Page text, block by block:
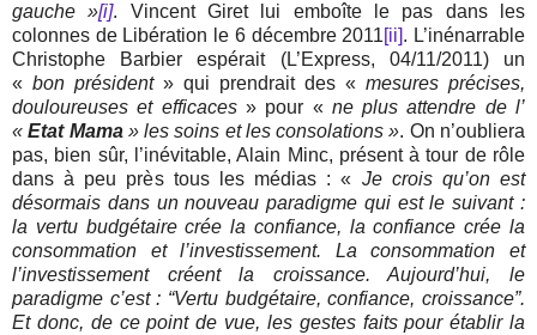
gauche »[i]. Vincent Giret lui emboîte le pas dans les
colonnes de Libération le 6 décembre 2011[ii]. L’inénarrable
Christophe Barbier espérait (L’Express, 04/11/2011) un
« bon président» qui prendrait des « mesures précises,
douloureuses et efficaces» pour « ne plus attendre de l’
«Etat Mama» les soins et les consolations ». On n’oubliera
pas, bien sûr, l’inévitable, Alain Minc, présent à tour de rôle
dans à peu près tous les médias : « Je crois qu’on est
désormais dans un nouveau paradigme qui est le suivant :
la vertu budgétaire crée la confiance, la confiance crée la
consommation et l’investissement. La consommation et
l’investissement créent la croissance. Aujourd’hui, le
paradigme c’est : “Vertu budgétaire, confiance, croissance”.
Et donc, de ce point de vue, les gestes faits pour établir la